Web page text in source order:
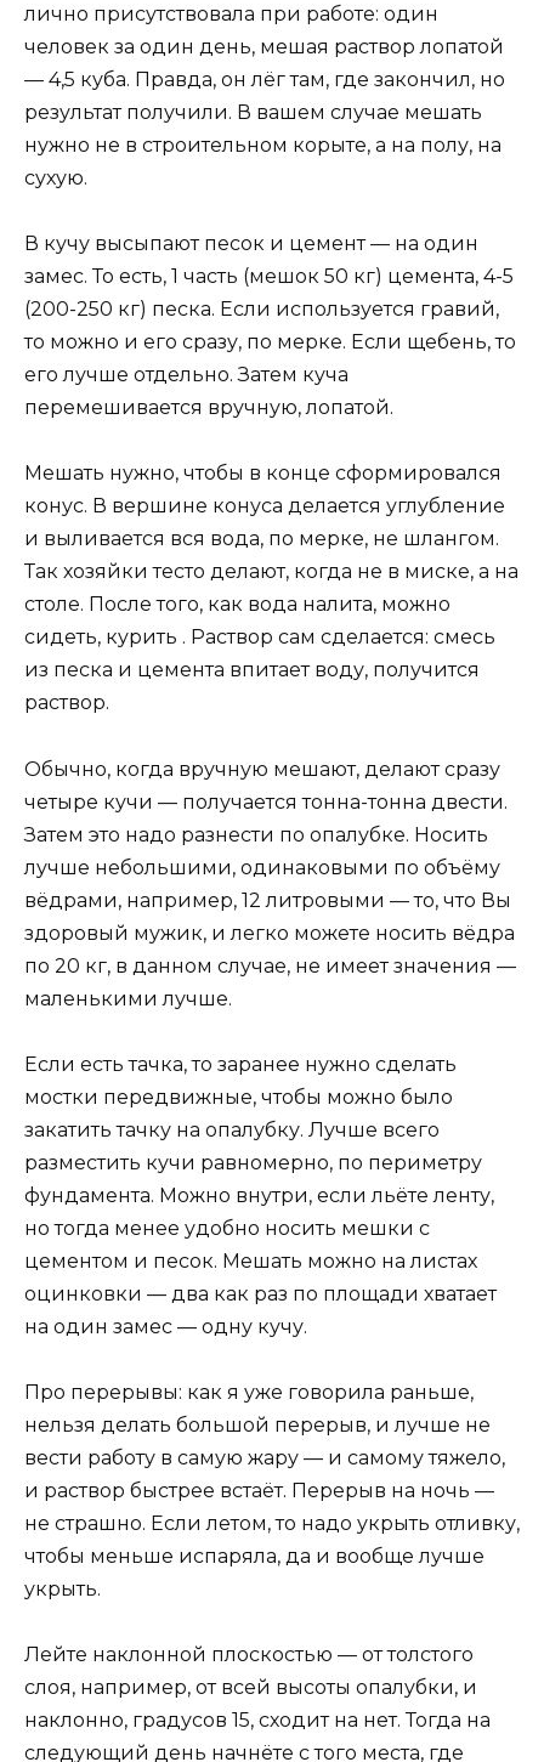
лично присутствовала при работе: один
человек за один день, мешая раствор лопатой
— 4,5 куба. Правда, он лёг там, где закончил, но
результат получили. В вашем случае мешать
нужно не в строительном корыте, а на полу, на
сухую.
В кучу высыпают песок и цемент — на один
замес. То есть, 1 часть (мешок 50 кг) цемента, 4-5
(200-250 кг) песка. Если используется гравий,
то можно и его сразу, по мерке. Если щебень, то
его лучше отдельно. Затем куча
перемешивается вручную, лопатой.
Мешать нужно, чтобы в конце сформировался
конус. В вершине конуса делается углубление
и выливается вся вода, по мерке, не шлангом.
Так хозяйки тесто делают, когда не в миске, а на
столе. После того, как вода налита, можно
сидеть, курить . Раствор сам сделается: смесь
из песка и цемента впитает воду, получится
раствор.
Обычно, когда вручную мешают, делают сразу
четыре кучи — получается тонна-тонна двести.
Затем это надо разнести по опалубке. Носить
лучше небольшими, одинаковыми по объёму
вёдрами, например, 12 литровыми — то, что Вы
здоровый мужик, и легко можете носить вёдра
по 20 кг, в данном случае, не имеет значения —
маленькими лучше.
Если есть тачка, то заранее нужно сделать
мостки передвижные, чтобы можно было
закатить тачку на опалубку. Лучше всего
разместить кучи равномерно, по периметру
фундамента. Можно внутри, если льёте ленту,
но тогда менее удобно носить мешки с
цементом и песок. Мешать можно на листах
оцинковки — два как раз по площади хватает
на один замес — одну кучу.
Про перерывы: как я уже говорила раньше,
нельзя делать большой перерыв, и лучше не
вести работу в самую жару — и самому тяжело,
и раствор быстрее встаёт. Перерыв на ночь —
не страшно. Если летом, то надо укрыть отливку,
чтобы меньше испаряла, да и вообще лучше
укрыть.
Лейте наклонной плоскостью — от толстого
слоя, например, от всей высоты опалубки, и
наклонно, градусов 15, сходит на нет. Тогда на
следующий день начнёте с того места, где